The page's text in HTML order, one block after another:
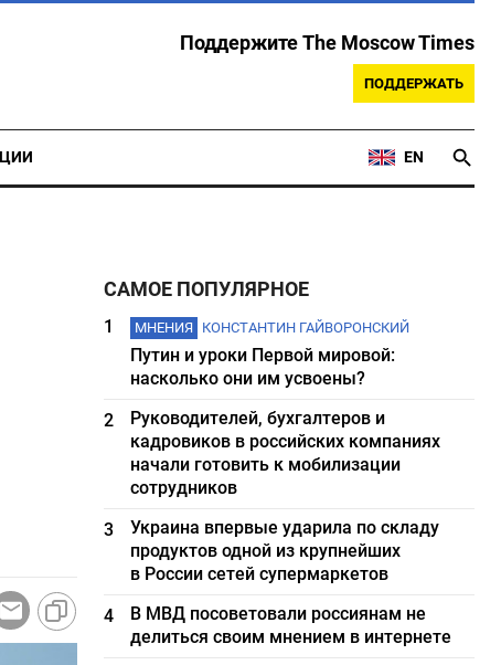
Поддержите The Moscow Times
ПОДДЕРЖАТЬ
EN
САМОЕ ПОПУЛЯРНОЕ
1 МНЕНИЯ КОНСТАНТИН ГАЙВОРОНСКИЙ
Путин и уроки Первой мировой:
насколько они им усвоены?
2
Руководителей, бухгалтеров и
кадровиков в российских компаниях
начали готовить к мобилизации
сотрудников
3
Украина впервые ударила по складу
продуктов одной из крупнейших
в России сетей супермаркетов
4
В МВД посоветовали россиянам не
делиться своим мнением в интернете